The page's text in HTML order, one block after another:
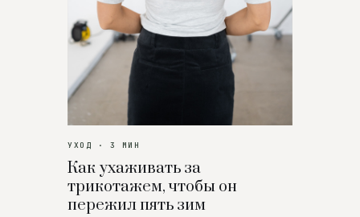
УХОД · 3 МИН
Как ухаживать за
трикотажем, чтобы он
пережил пять зим